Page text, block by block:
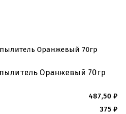
Оранжевый 70гр
487,50 ₽
375 ₽